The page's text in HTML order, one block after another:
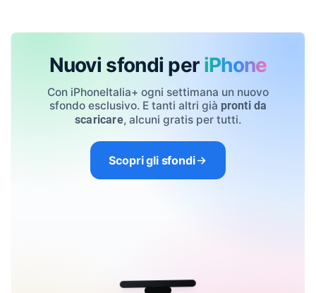
Nuovi sfondi per iPhone
Con iPhoneItalia+ ogni settimana un nuovo
sfondo esclusivo. E tanti altri già pronti da
scaricare, alcuni gratis per tutti.
Scopri gli sfondi